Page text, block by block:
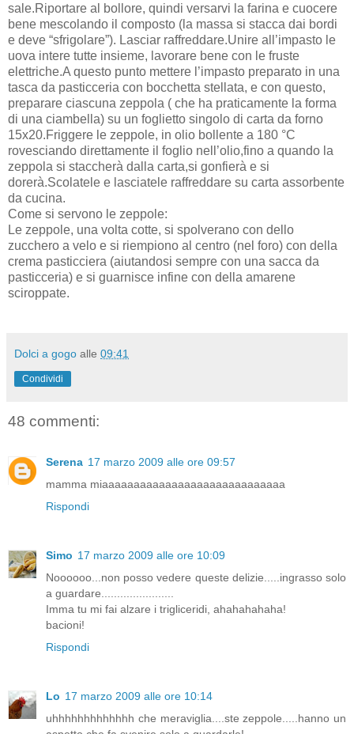
sale.Riportare al bollore, quindi versarvi la farina e cuocere
bene mescolando il composto (la massa si stacca dai bordi
e deve “sfrigolare”). Lasciar raffreddare.Unire all’impasto le
uova intere tutte insieme, lavorare bene con le fruste
elettriche.A questo punto mettere l’impasto preparato in una
tasca da pasticceria con bocchetta stellata, e con questo,
preparare ciascuna zeppola ( che ha praticamente la forma
di una ciambella) su un foglietto singolo di carta da forno
15x20.Friggere le zeppole, in olio bollente a 180 °C
rovesciando direttamente il foglio nell’olio,fino a quando la
zeppola si staccherà dalla carta,si gonfierà e si
dorerà.Scolatele e lasciatele raffreddare su carta assorbente
da cucina.
Come si servono le zeppole:
Le zeppole, una volta cotte, si spolverano con dello
zucchero a velo e si riempiono al centro (nel foro) con della
crema pasticciera (aiutandosi sempre con una sacca da
pasticceria) e si guarnisce infine con della amarene
sciroppate.
Dolci a gogo alle 09:41
Condividi
48 commenti:
Serena 17 marzo 2009 alle ore 09:57
mamma miaaaaaaaaaaaaaaaaaaaaaaaaaaaaa
Rispondi
Simo 17 marzo 2009 alle ore 10:09
Noooooo...non posso vedere queste delizie.....ingrasso solo
a guardare.......................
Imma tu mi fai alzare i trigliceridi, ahahahahaha!
bacioni!
Rispondi
Lo 17 marzo 2009 alle ore 10:14
uhhhhhhhhhhhhh che meraviglia....ste zeppole.....hanno un